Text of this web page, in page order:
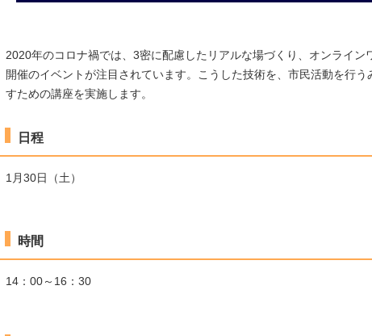
2020年のコロナ禍では、3密に配慮したリアルな場づくり、オンライン
開催のイベントが注目されています。こうした技術を、市民活動を行
すための講座を実施します。
日程
1月30日（土）
時間
14：00～16：30